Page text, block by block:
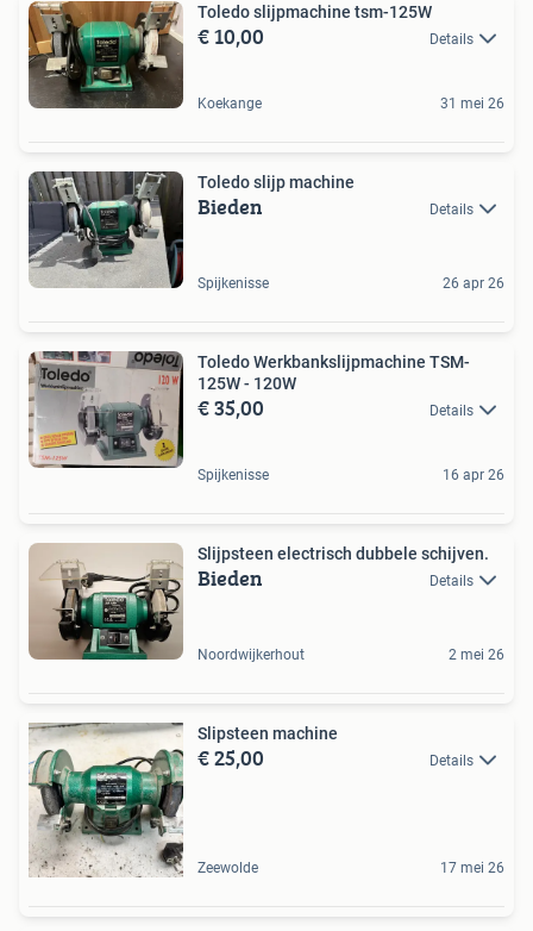
Toledo slijpmachine tsm-125W
€ 10,00 Details
Koekange 31 mei 26
Toledo slijp machine
Bieden Details
Spijkenisse 26 apr 26
Toledo Werkbankslijpmachine TSM-
125W - 120W
€ 35,00 Details
Spijkenisse 16 apr 26
Slijpsteen electrisch dubbele schijven.
Bieden Details
Noordwijkerhout 2 mei 26
Slipsteen machine
€ 25,00 Details
Zeewolde 17 mei 26